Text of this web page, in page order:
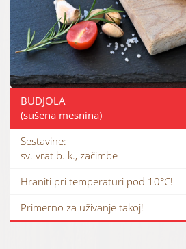
BUDJOLA
(sušena mesnina)
Sestavine:
sv. vrat b. k., začimbe
Hraniti pri temperaturi pod 10°C!
Primerno za uživanje takoj!